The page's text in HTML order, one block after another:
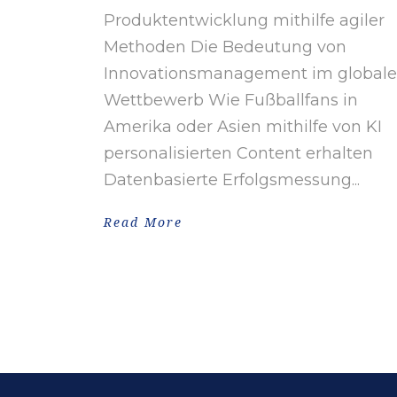
Produktentwicklung mithilfe agiler
Methoden Die Bedeutung von
Innovationsmanagement im
Wettbewerb Wie Fußballfans in
Amerika oder Asien mithilfe von KI
personalisierten Content erhalten
Datenbasierte Erfolgsmessung...
Read More